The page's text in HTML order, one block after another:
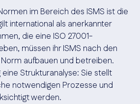
im Bereich des ISMS ist die
international als anerkannter
die eine ISO 27001-
müssen ihr ISMS nach den
aufbauen und betreiben.
Strukturanalyse: Sie stellt
notwendigen Prozesse und
werden.